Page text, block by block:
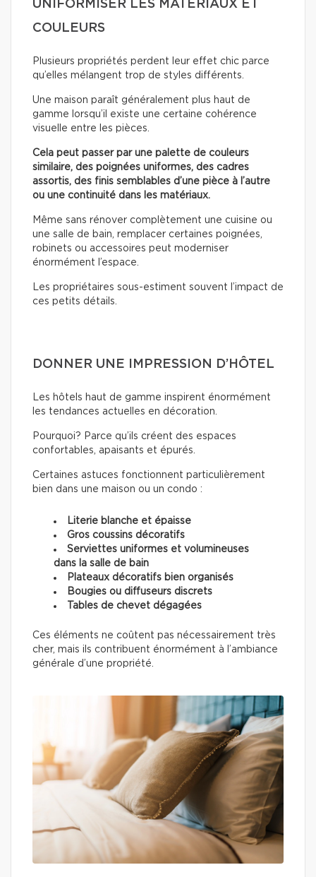
UNIFORMISER LES MATÉRIAUX ET
COULEURS
Plusieurs propriétés perdent leur effet chic parce
qu’elles mélangent trop de styles différents.
Une maison paraît généralement plus haut de
gamme lorsqu’il existe une certaine cohérence
visuelle entre les pièces.
Cela peut passer par une palette de couleurs
similaire, des poignées uniformes, des cadres
assortis, des finis semblables d’une pièce à l’autre
ou une continuité dans les matériaux.
Même sans rénover complètement une cuisine ou
une salle de bain, remplacer certaines poignées,
robinets ou accessoires peut moderniser
énormément l’espace.
Les propriétaires sous-estiment souvent l’impact de
ces petits détails.
DONNER UNE IMPRESSION D’HÔTEL
Les hôtels haut de gamme inspirent énormément
les tendances actuelles en décoration.
Pourquoi? Parce qu’ils créent des espaces
confortables, apaisants et épurés.
Certaines astuces fonctionnent particulièrement
bien dans une maison ou un condo :
Literie blanche et épaisse
Gros coussins décoratifs
Serviettes uniformes et volumineuses
dans la salle de bain
Plateaux décoratifs bien organisés
Bougies ou diffuseurs discrets
Tables de chevet dégagées
Ces éléments ne coûtent pas nécessairement très
cher, mais ils contribuent énormément à l’ambiance
générale d’une propriété.